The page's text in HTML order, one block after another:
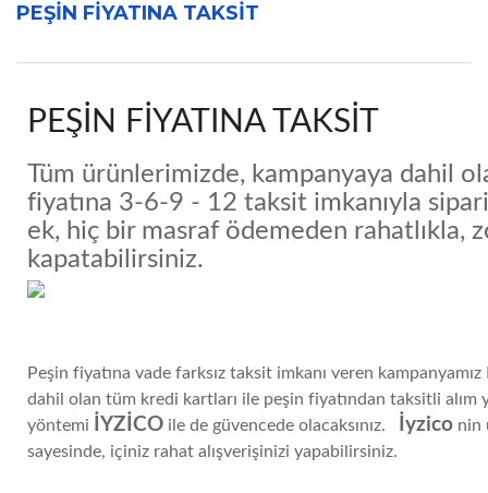
PEŞİN FİYATINA TAKSİT
PEŞİN FİYATINA TAKSİT
Tüm ürünlerimizde, kampanyaya dahil
fiyatına 3-6-9 - 12 taksit imkanıyla
ek, hiç bir masraf ödemeden rahatlıkla,
kapatabilirsiniz.
Peşin fiyatına vade farksız taksit imkanı veren
dahil olan tüm kredi kartları ile peşin fiyatından taksitli
yöntemi
İYZİCO ile de güvencede olacaksınız. İyzico nin
sayesinde, içiniz rahat alışverişinizi yapabilirsiniz.